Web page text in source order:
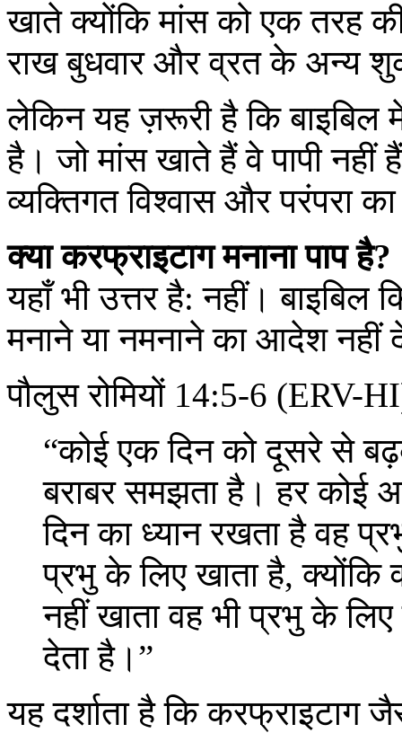
खाते क्योंकि मांस को एक तरह की
राख बुधवार और व्रत के अन्य
लेकिन यह ज़रूरी है कि बाइबिल
है। जो मांस खाते हैं वे पापी नहीं
व्यक्तिगत विश्वास और परंपरा
क्या करफ्राइटाग मनाना पाप है?
यहाँ भी उत्तर है: नहीं।
मनाने या नमनाने का आदेश नहीं
पौलुस रोमियों 14:5-6 (ERV-
“कोई एक दिन को दूसरे से
बराबर समझता है। हर कोई
दिन का ध्यान रखता है वह
प्रभु के लिए खाता है, क्योंकि
नहीं खाता वह भी प्रभु के
देता है।”
यह दर्शाता है कि करफ्राइटाग